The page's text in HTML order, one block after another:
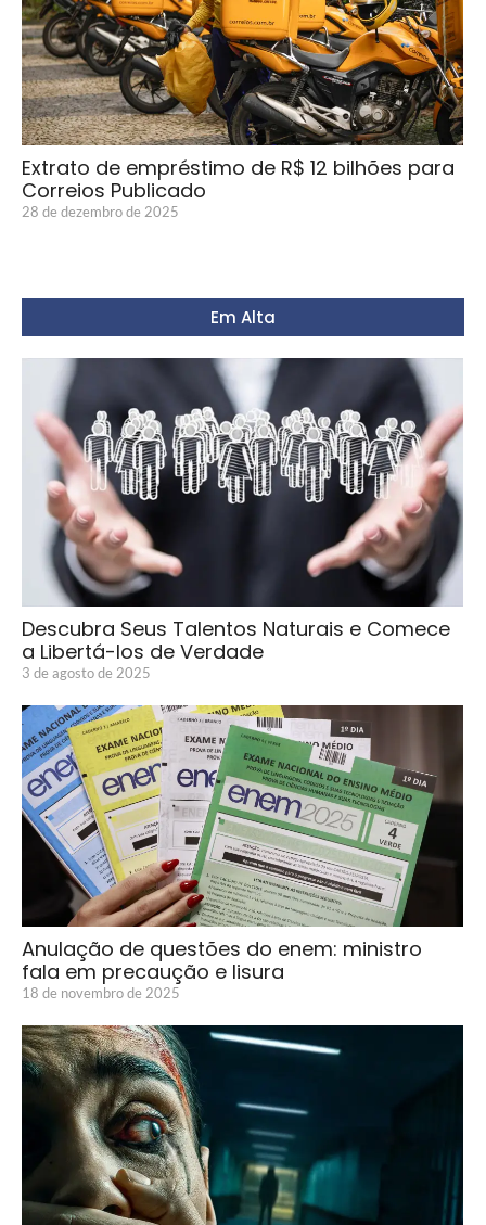
Extrato de empréstimo de R$ 12 bilhões para
Correios Publicado
28 de dezembro de 2025
Em Alta
Descubra Seus Talentos Naturais e Comece
a Libertá-los de Verdade
3 de agosto de 2025
Anulação de questões do enem: ministro
fala em precaução e lisura
18 de novembro de 2025